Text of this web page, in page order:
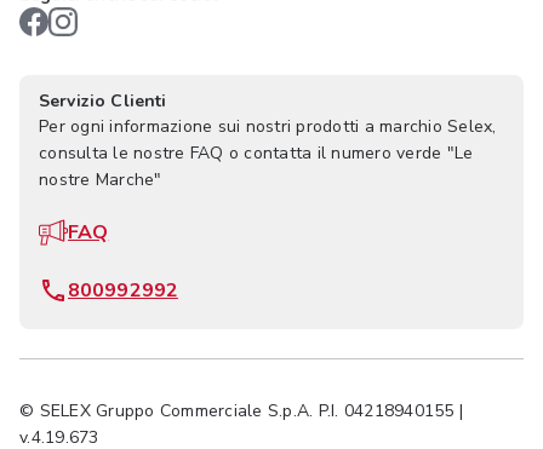
Servizio Clienti
Per ogni informazione sui nostri prodotti a marchio Selex,
consulta le nostre FAQ o contatta il numero verde "Le
nostre Marche"
FAQ
800992992
© SELEX Gruppo Commerciale S.p.A. P.I. 04218940155 |
v.4.19.673